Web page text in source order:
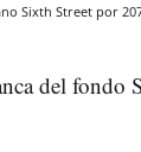
Sixth Street por
del fondo